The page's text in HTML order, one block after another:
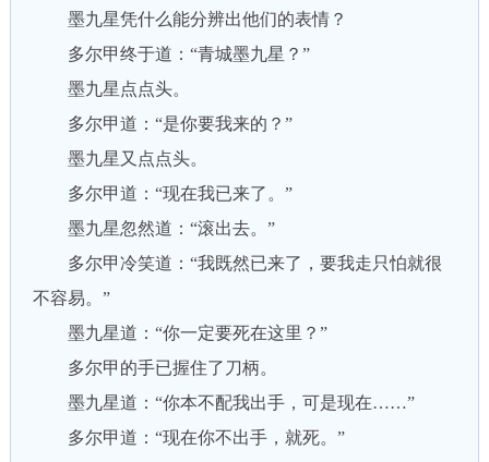
墨九星凭什么能分辨出他们的表情？
多尔甲终于道：“青城墨九星？”
墨九星点点头。
多尔甲道：“是你要我来的？”
墨九星又点点头。
多尔甲道：“现在我已来了。”
墨九星忽然道：“滚出去。”
多尔甲冷笑道：“我既然已来了，要我走只怕就很
不容易。”
墨九星道：“你一定要死在这里？”
多尔甲的手已握住了刀柄。
墨九星道：“你本不配我出手，可是现在……”
多尔甲道：“现在你不出手，就死。”